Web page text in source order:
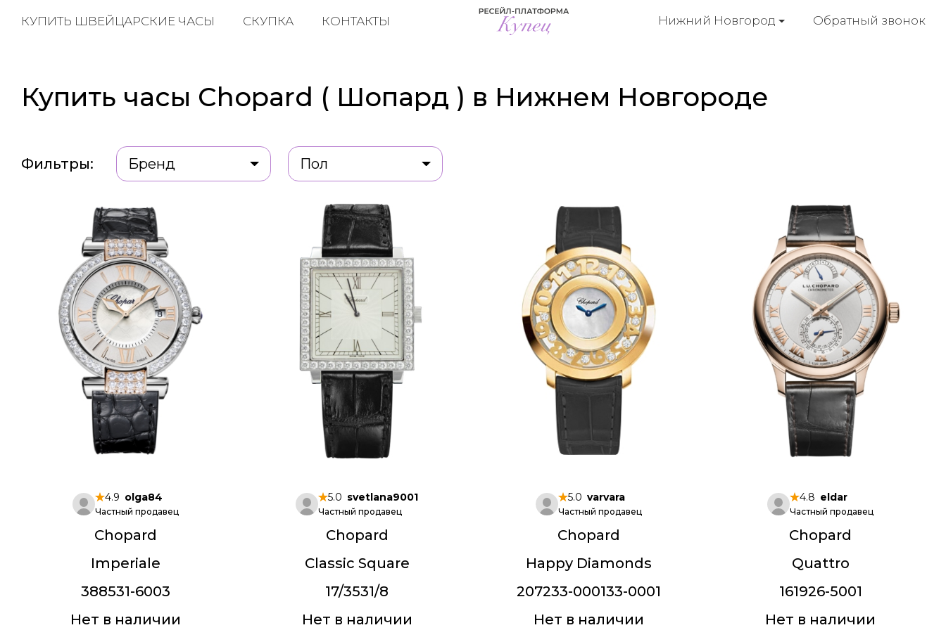
Нижний Новгород Обратный звонок
КУПИТЬ ШВЕЙЦАРСКИЕ ЧАСЫ СКУПКА КОНТАКТЫ
Купить часы Chopard ( Шопард ) в Нижнем Новгороде
Фильтры: Бренд Пол
4.9 olga84
Частный продавец
Chopard
Imperiale
388531-6003
Нет в наличии
5.0 svetlana9001
Частный продавец
Chopard
Classic Square
17/3531/8
Нет в наличии
5.0 varvara
Частный продавец
Chopard
Happy Diamonds
207233-000133-0001
Нет в наличии
4.8 eldar
Частный продавец
Chopard
Quattro
161926-5001
Нет в наличии